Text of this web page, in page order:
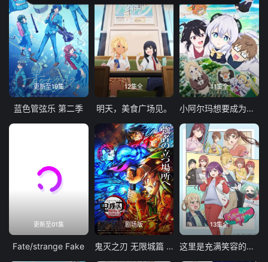
更新至19集
蓝色管弦乐 第二季
12集全
明天，美食广场见。
11集全
小阿尔玛想要成为家人
更新至01集
Fate/strange Fake
剧场版
鬼灭之刃 无限城篇 第一章 猗窝座再袭
13集全
这里是充满笑容的职场。